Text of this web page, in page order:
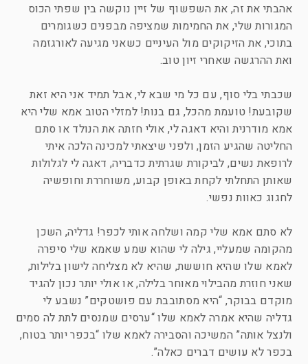
אהבתי את זה, את השפשוף של זיין נוקשה בין שפתי הכוס
המגורות שלי, את החמימות שמציפה מבפנים כשגומרים
בתוכי, את הזיקוקים מול העיניים כשאני מגיעה לאורגזמה
ואת ההרגשה שאחרי זיון טוב.
שכבתי בלי סוף, עם כל מי שבא לי, אבל תמיד אני היא זאת
שקובעת! טועמת מהכל, גם בנות! למזלי הטוב אמא שלי היא
אמא מודרנית והיא דאגה לי, אולי חזתה את הנולד או סתם
החליטה שהגיע הזמן, ולפני שיצאתי למכינה הלכה איתי
לרופאת נשים, לביקורת שגרתית כדבריה, דאגה לי לגלולות
שאותן התחלתי לקחת באופן קבוע, משוחררת וחופשיה
לחגוג כאוות נפשי.
לא סתם אמא שלי קמה ושלחה אותי לכפר! גדליה, השכן
מהקומה שמעליי, גילה לי שהוא שמע שאמא שלי סיפרה
לאמא שלו שהיא חוששת, שהיא לא מצליחה לישון בלילות,
שאני חוזרת מהבילוי מאוחר בלילה, או אולי יותר נכון להגיד
מוקדם בבוקר, “היא מסתובבת עם פושטקים” נשבע לי
גדליה שהיא אמרה לאמא שלו “ערסים שמנסים לתת לה סמים
ולנצל אותה” המשיכה והסבירה לאמא שלו “בכפר יותר בטוח,
בכפר לא עושים דברים כאלה”.